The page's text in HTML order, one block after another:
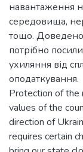
навантаження
середовища,
тощо.
потрібно
ухиляння від
оподаткування.
Protection of the
values of the
direction of
requires certain